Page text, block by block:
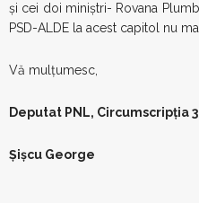
și cei doi miniștri- Rovana
PSD-ALDE la acest capitol nu
Vă mulțumesc,
Deputat PNL, Circumscripția
Șișcu George